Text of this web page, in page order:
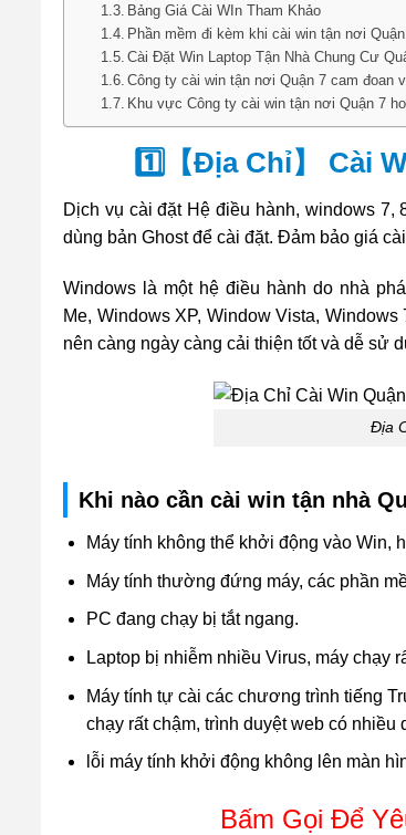
Bảng Giá Cài WIn Tham Khảo
Phần mềm đi kèm khi cài win tận nơi
Cài Đặt Win Laptop Tận Nhà Chung Cư
Công ty cài win tận nơi Quận 7 cam đoan
Khu vực Công ty cài win tận nơi Quận 7
1️⃣【Địa Chỉ】 Cài
Dịch vụ cài đặt Hệ điều hành, windows
dùng bản Ghost để cài đặt. Đảm bảo giá
Windows là một hệ điều hành do nhà
Me, Windows XP, Window Vista,
nên càng ngày càng cải thiện tốt và dễ sử
Địa
Khi nào cần cài win tận nhà
Máy tính không thể khởi động vào Win,
Máy tính thường đứng máy, các phần
PC đang chạy bị tắt ngang.
Laptop bị nhiễm nhiều Virus, máy chạy
Máy tính tự cài các chương trình tiếng
chạy rất chậm, trình duyệt web có nhiều
lỗi máy tính khởi động không lên màn
Bấm Gọi Để